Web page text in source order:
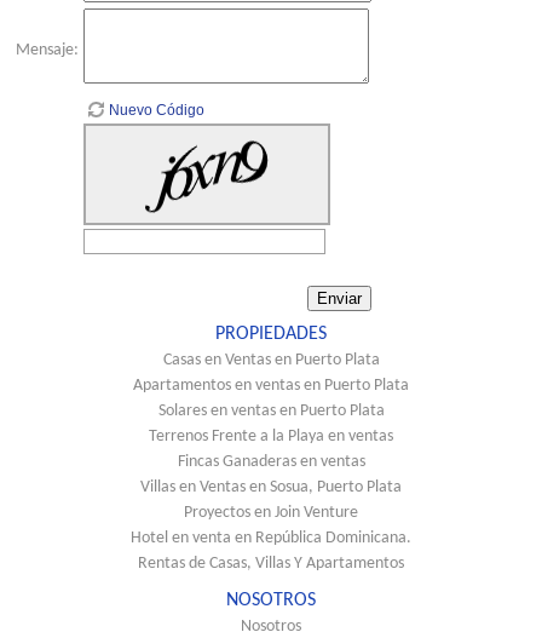
Mensaje:
Nuevo Código
PROPIEDADES
Casas en Ventas en Puerto Plata
Apartamentos en ventas en Puerto Plata
Solares en ventas en Puerto Plata
Terrenos Frente a la Playa en ventas
Fincas Ganaderas en ventas
Villas en Ventas en Sosua, Puerto Plata
Proyectos en Join Venture
Hotel en venta en República Dominicana.
Rentas de Casas, Villas Y Apartamentos
NOSOTROS
Nosotros